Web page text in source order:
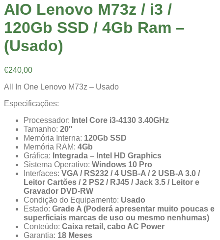
AIO Lenovo M73z / i3 /
120Gb SSD / 4Gb Ram –
(Usado)
€240,00
All In One Lenovo M73z – Usado
Especificações:
Processador: Intel Core i3-4130 3.40GHz
Tamanho: 20″
Memória Interna: 120Gb SSD
Memória RAM: 4Gb
Gráfica: Integrada – Intel HD Graphics
Sistema Operativo: Windows 10 Pro
Interfaces: VGA / RS232 / 4 USB-A / 2 USB-A 3.0 /
Leitor Cartões / 2 PS2 / RJ45 / Jack 3.5 / Leitor e
Gravador DVD-RW
Condição do Equipamento: Usado
Estado: Grade A (Poderá apresentar muito poucas e
superficiais marcas de uso ou mesmo nenhumas)
Conteúdo: Caixa retail, cabo AC Power
Garantia: 18 Meses